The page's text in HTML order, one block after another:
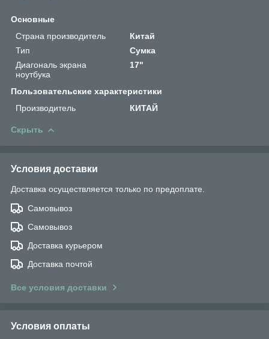
Основные
Страна производитель
Китай
Тип
Сумка
Диагональ экрана
ноутбука
17"
Пользовательские характеристики
Производитель
КИТАЙ
Скрыть
Условия доставки
Доставка осуществляется только по предоплате.
Самовывоз
Самовывоз
Доставка курьером
Доставка почтой
Все условия доставки
Условия оплаты